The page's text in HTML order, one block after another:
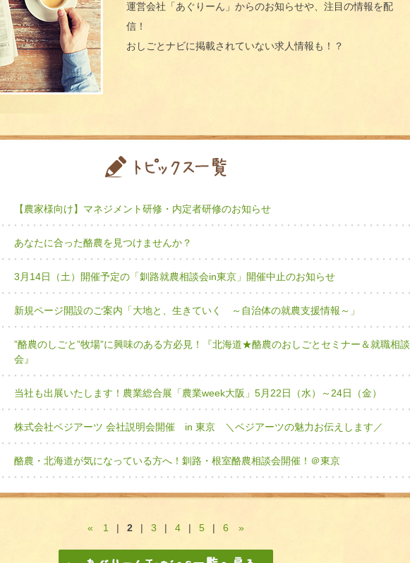
運営会社「あぐりーん」からのお知らせや、注目の情報を配
信！
おしごとナビに掲載されていない求人情報も！？
【農家様向け】マネジメント研修・内定者研修のお知らせ
あなたに合った酪農を見つけませんか？
3月14日（土）開催予定の「釧路就農相談会in東京」開催中止のお知らせ
新規ページ開設のご案内「大地と、生きていく ～自治体の就農支援情報～」
”酪農のしごと”牧場”に興味のある方必見！『北海道★酪農のおしごとセミナー＆就職相談
会』
当社も出展いたします！農業総合展「農業week大阪」5月22日（水）～24日（金）
株式会社ベジアーツ 会社説明会開催 in 東京 ＼ベジアーツの魅力お伝えします／
酪農・北海道が気になっている方へ！釧路・根室酪農相談会開催！＠東京
« 1 | 2 | 3 | 4 | 5 | 6 »